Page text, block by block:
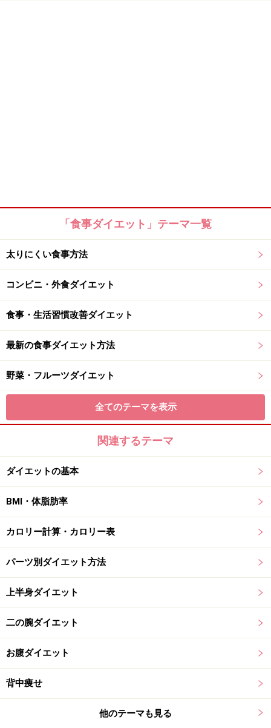
「食事ダイエット」テーマ一覧
太りにくい食事方法
コンビニ・外食ダイエット
食事・生活習慣改善ダイエット
最新の食事ダイエット方法
野菜・フルーツダイエット
全てのテーマを表示
関連するテーマ
ダイエットの基本
BMI・体脂肪率
カロリー計算・カロリー表
パーツ別ダイエット方法
上半身ダイエット
二の腕ダイエット
お腹ダイエット
背中痩せ
他のテーマも見る